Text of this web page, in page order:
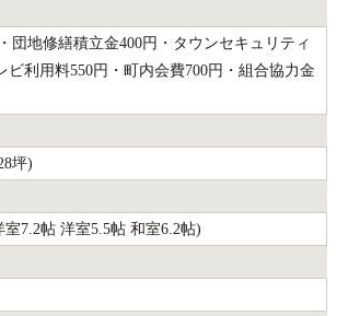
団地修繕積立金400円・タウンセキュリティ
ビ利用料550円・町内会費700円・組合協力金
坪)
7.2帖 洋室5.5帖 和室6.2帖)